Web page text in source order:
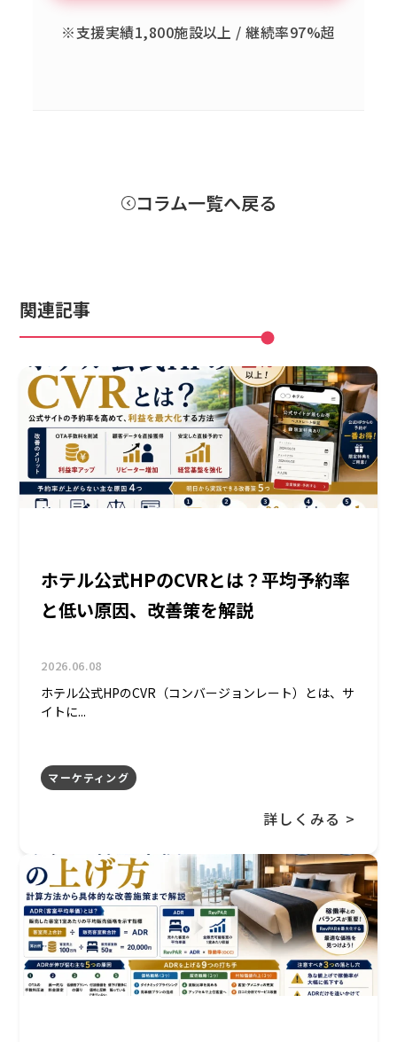
※支援実績1,800施設以上 / 継続率97%超
コラム一覧へ戻る
関連記事
ホテル公式HPのCVRとは？平均予約率
と低い原因、改善策を解説
2026.06.08
ホテル公式HPのCVR（コンバージョンレート）とは、サ
イトに...
マーケティング
詳しくみる >